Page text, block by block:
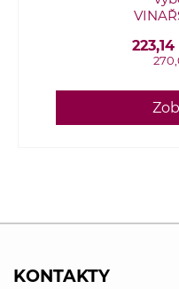
KONTAKTY